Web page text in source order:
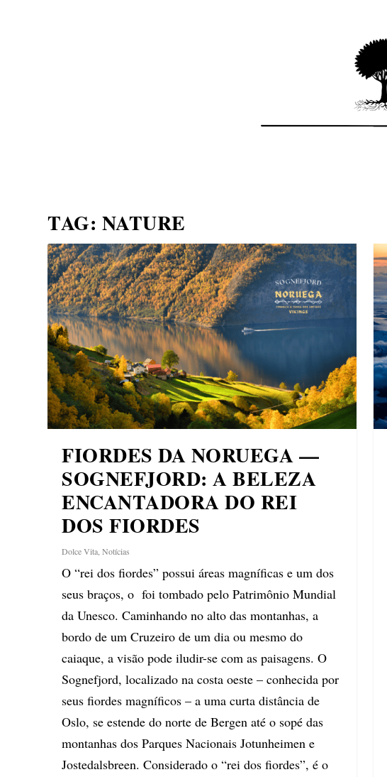
TAG: NATURE
FIORDES DA NORUEGA —
SOGNEFJORD: A BELEZA
ENCANTADORA DO REI
DOS FIORDES
Dolce Vita ,Notícias
O “rei dos fiordes” possui áreas magníficas e um dos
seus braços, o foi tombado pelo Patrimônio Mundial
da Unesco. Caminhando no alto das montanhas, a
bordo de um Cruzeiro de um dia ou mesmo do
caiaque, a visão pode iludir-se com as paisagens. O
Sognefjord, localizado na costa oeste – conhecida por
seus fiordes magníficos – a uma curta distância de
Oslo, se estende do norte de Bergen até o sopé das
montanhas dos Parques Nacionais Jotunheimen e
Jostedalsbreen. Considerado o “rei dos fiordes”, é o